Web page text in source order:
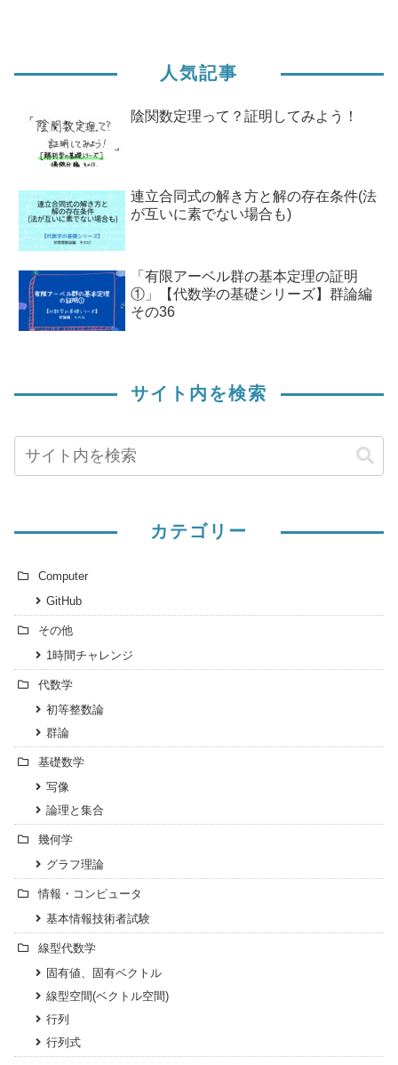
人気記事
陰関数定理って？証明してみよう！
連立合同式の解き方と解の存在条件(法
が互いに素でない場合も)
「有限アーベル群の基本定理の証明
①」【代数学の基礎シリーズ】群論編
その36
サイト内を検索
カテゴリー
Computer
GitHub
その他
1時間チャレンジ
代数学
初等整数論
群論
基礎数学
写像
論理と集合
幾何学
グラフ理論
情報・コンピュータ
基本情報技術者試験
線型代数学
固有値、固有ベクトル
線型空間(ベクトル空間)
行列
行列式